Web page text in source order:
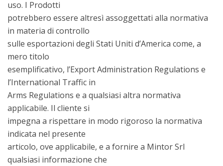
uso. I Prodotti
potrebbero essere altresì assoggettati alla normativa
in materia di controllo
sulle esportazioni degli Stati Uniti d’America come, a
mero titolo
esemplificativo, l’Export Administration Regulations e
l’International Traffic in
Arms Regulations e a qualsiasi altra normativa
applicabile. Il cliente si
impegna a rispettare in modo rigoroso la normativa
indicata nel presente
articolo, ove applicabile, e a fornire a Mintor Srl
qualsiasi informazione che